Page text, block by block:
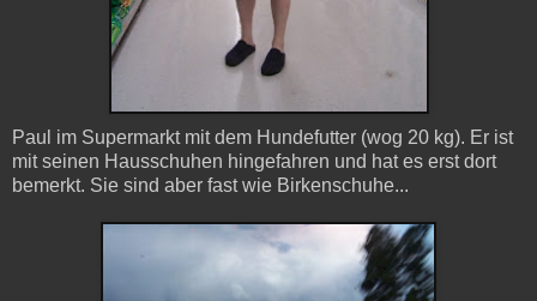
Paul im Supermarkt mit dem Hundefutter (wog 20 kg). Er ist
mit seinen Hausschuhen hingefahren und hat es erst dort
bemerkt. Sie sind aber fast wie Birkenschuhe...